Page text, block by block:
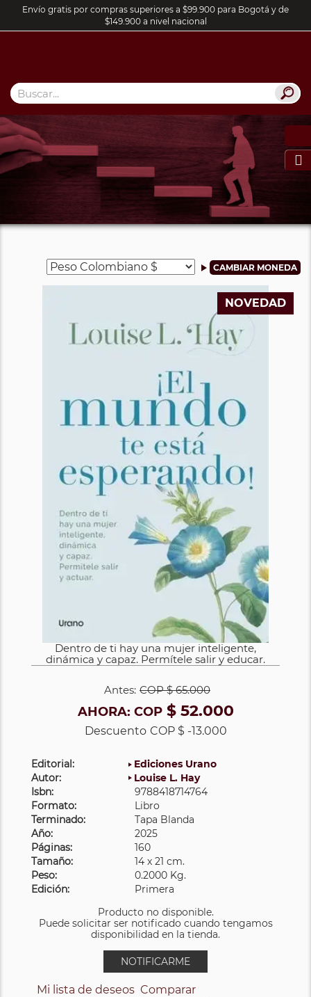
Envío gratis por compras superiores a $99.900 para Bogotá y de
$149.900 a nivel nacional

NOVEDAD
Dentro de ti hay una mujer inteligente,
dinámica y capaz. Permítele salir y educar.
Antes: COP$ 65.000
AHORA: COP$ 52.000
Descuento COP $ -13.000
Editorial:
Ediciones Urano
Autor:
Louise L. Hay
Isbn:
9788418714764
Formato:
Libro
Terminado:
Tapa Blanda
Año:
2025
Páginas:
160
Tamaño:
14 x 21 cm.
Peso:
0.2000 Kg.
Edición:
Primera
Producto no disponible.
Puede solicitar ser notificado cuando tengamos
disponibilidad en la tienda.
NOTIFICARME
Mi lista de deseos Comparar